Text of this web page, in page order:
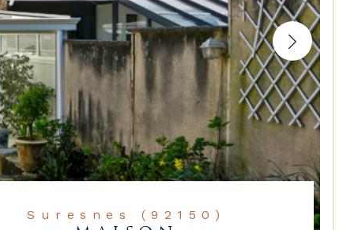
Suresnes (92150)